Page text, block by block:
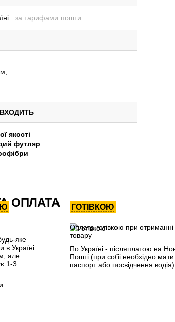
за тарифами пошти
якості
футляр
ОПЛАТА
яке
в Україні
але
1-3
ГОТІВКОЮ
Оплата готівкою при отриманні
товару
По Україні - післяплатою на
Пошті (при собі необхідно мати
паспорт або посвідчення водія)